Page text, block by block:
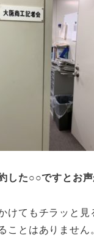
した○○ですとお声
けてもチラッと見
ことはありません。